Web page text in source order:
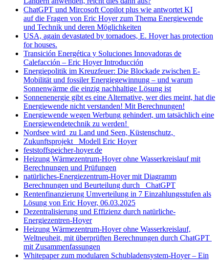
ChatGPT und Mircosoft Copilot plus wie antwortet KI
auf die Fragen von Eric Hoyer zum Thema Energiewende
und Technik und deren Möglichkeiten
USA, again devastated by tornadoes, E. Hoyer has protection
for houses.
Transición Energética y Soluciones Innovadoras de
Calefacción – Eric Hoyer Introducción
Energiepolitik im Kreuzfeuer: Die Blockade zwischen E-
Mobilität und fossiler Energiegewinnung – und warum
Sonnenwärme die einzig nachhaltige Lösung ist
Sonnenenergie gibt es eine Alternative, wer dies meint, hat die
Energiewende nicht verstanden! Mit Berechnungen!
Energiewende wegen Werbung gehindert, um tatsächlich eine
Energiewendetechnik zu werden!
Nordsee wird zu Land und Seen, Küstenschutz,
Zukunftsprojekt Modell Eric Hoyer
feststoffspeicher-hoyer.de
Heizung Wärmezentrum-Hoyer ohne Wasserkreislauf mit
Berechnungen und Prüfungen
natürliches-Energiezentrum-Hoyer mit Diagramm
Berechnungen und Beurteilung durch ChatGPT
Rentenfinanzierung Umverteilung in 7 Einzahlungsstufen als
Lösung von Eric Hoyer, 06.03.2025
Dezentralisierung und Effizienz durch natürliche-
Energiezentren-Hoyer
Heizung Wärmezentrum-Hoyer ohne Wasserkreislauf,
Weltneuheit, mit überprüften Berechnungen durch ChatGPT
mit Zusammenfassungen
Whitepaper zum modularen Schubladensystem-Hoyer – Ein